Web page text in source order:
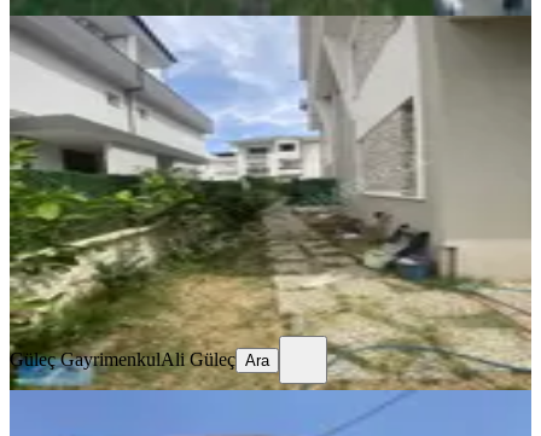
Menderes Barboros Mahallesinde
Kiralık 4+1
İzmir, Menderes
4+1·140 m²·30.06.2026
55.000 ₺
Güleç GayrimenkulAli Güleç
Ara
Güleç GayrimenkulAli Güleç Ara
Güleç Gayrimenkul Kiralık 2+1 Daire